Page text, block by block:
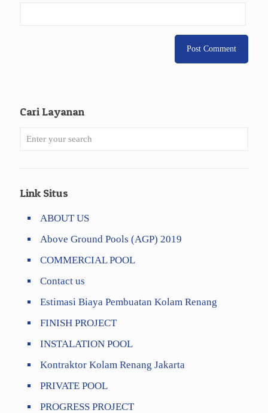
Cari Layanan
Link Situs
ABOUT US
Above Ground Pools (AGP) 2019
COMMERCIAL POOL
Contact us
Estimasi Biaya Pembuatan Kolam Renang
FINISH PROJECT
INSTALATION POOL
Kontraktor Kolam Renang Jakarta
PRIVATE POOL
PROGRESS PROJECT